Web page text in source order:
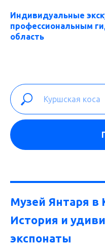
Индивидуальные
профессиональным
область
Музей Янтаря в
История и
экспонаты